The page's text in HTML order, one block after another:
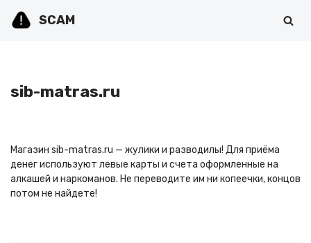
SCAM
sib-matras.ru
Магазин sib-matras.ru — жулики и разводилы! Для приёма
денег используют левые карты и счета оформленные на
алкашей и наркоманов. Не переводите им ни копеечки, концов
потом не найдете!